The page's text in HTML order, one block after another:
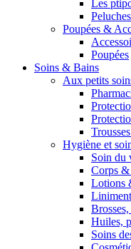
Les
Poupées &
Poupées
Soins & Bains
Aux petits
Hygiène et
Soin du
Corps
Lotions
Huiles,
Soins